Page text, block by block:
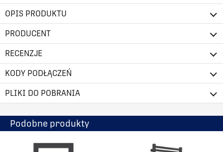
OPIS PRODUKTU
PRODUCENT
RECENZJE
KODY PODŁĄCZEŃ
PLIKI DO POBRANIA
Podobne produkty